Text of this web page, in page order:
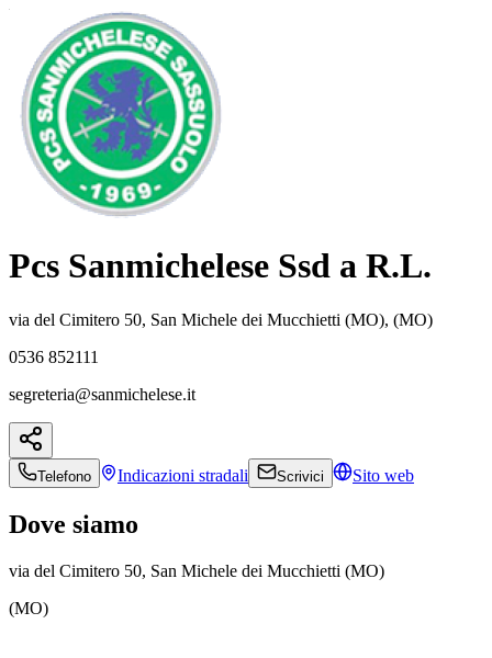
Pcs Sanmichelese Ssd a R.L.
via del Cimitero 50, San Michele dei Mucchietti (MO), (MO)
0536 852111
segreteria@sanmichelese.it
Telefono Indicazioni stradali Scrivici Sito web
Dove siamo
via del Cimitero 50, San Michele dei Mucchietti (MO)
(MO)